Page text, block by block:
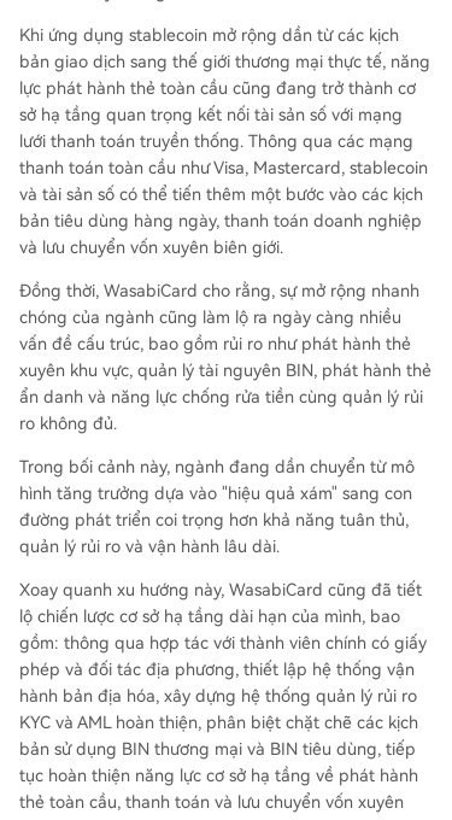
Khi ứng dụng stablecoin mở rộng dần từ các kịch
bản giao dịch sang thế giới thương mại thực tế, năng
lực phát hành thẻ toàn cầu cũng đang trở thành cơ
sở hạ tầng quan trọng kết nối tài sản số với mạng
lưới thanh toán truyền thống. Thông qua các mạng
thanh toán toàn cầu như Visa, Mastercard, stablecoin
và tài sản số có thể tiến thêm một bước vào các kịch
bản tiêu dùng hàng ngày, thanh toán doanh nghiệp
và lưu chuyển vốn xuyên biên giới.
Đồng thời, WasabiCard cho rằng, sự mở rộng nhanh
chóng của ngành cũng làm lộ ra ngày càng nhiều
vấn đề cấu trúc, bao gồm rủi ro như phát hành thẻ
xuyên khu vực, quản lý tài nguyên BIN, phát hành thẻ
ẩn danh và năng lực chống rửa tiền cùng quản lý rủi
ro không đủ.
Trong bối cảnh này, ngành đang dần chuyển từ mô
hình tăng trưởng dựa vào "hiệu quả xám" sang con
đường phát triển coi trọng hơn khả năng tuân thủ,
quản lý rủi ro và vận hành lâu dài.
Xoay quanh xu hướng này, WasabiCard cũng đã tiết
lộ chiến lược cơ sở hạ tầng dài hạn của mình, bao
gồm: thông qua hợp tác với thành viên chính có giấy
phép và đối tác địa phương, thiết lập hệ thống vận
hành bản địa hóa, xây dựng hệ thống quản lý rủi ro
KYC và AML hoàn thiện, phân biệt chặt chẽ các kịch
bản sử dụng BIN thương mại và BIN tiêu dùng, tiếp
tục hoàn thiện năng lực cơ sở hạ tầng về phát hành
thẻ toàn cầu, thanh toán và lưu chuyển vốn xuyên